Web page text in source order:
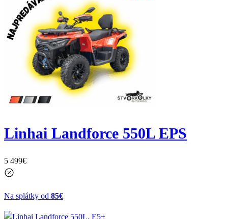
Linhai Landforce 550L EPS
5 499€
Na splátky od 85€